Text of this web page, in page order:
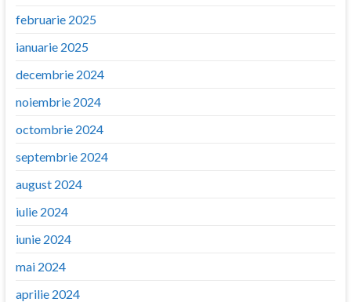
februarie 2025
ianuarie 2025
decembrie 2024
noiembrie 2024
octombrie 2024
septembrie 2024
august 2024
iulie 2024
iunie 2024
mai 2024
aprilie 2024